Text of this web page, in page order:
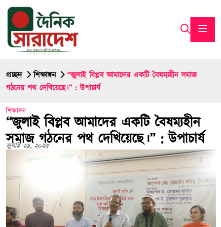
প্রচ্ছদ শিক্ষাঙ্গন
“জুলাই বিপ্লব আমাদের একটি বৈষম্যহীন সমাজ
গঠনের পথ দেখিয়েছে।” : উপাচার্য
শিক্ষাঙ্গন
“জুলাই বিপ্লব আমাদের একটি বৈষম্যহীন
সমাজ গঠনের পথ দেখিয়েছে।” : উপাচার্য
জুলাই ২৯, ২০২৫